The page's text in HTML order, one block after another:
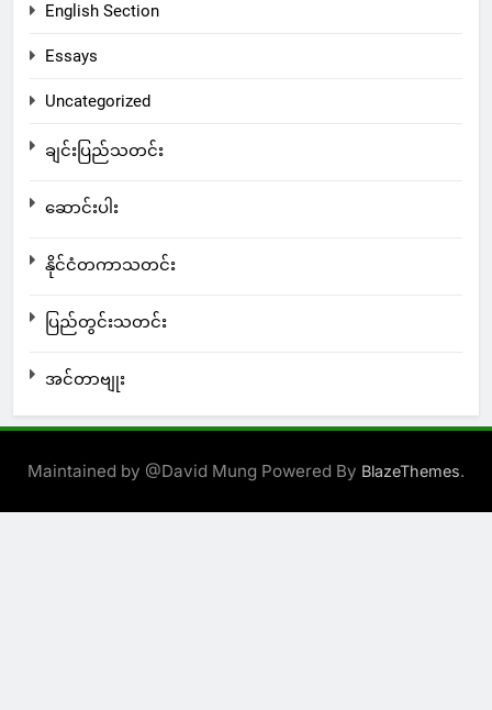
English Section
Essays
Uncategorized
ချင်းပြည်သတင်း
ဆောင်းပါး
နိုင်ငံတကာသတင်း
ပြည်တွင်းသတင်း
အင်တာဗျုး
Maintained by @David Mung Powered By BlazeThemes.